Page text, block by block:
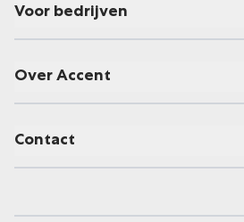
Voor bedrijven
Over Accent
Contact